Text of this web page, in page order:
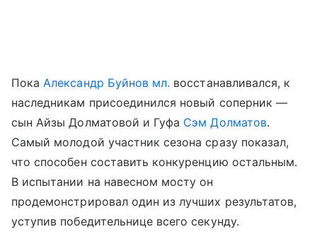
ПокаАлександр Буйнов мл. восстанавливался, к
наследникам присоединился новый соперник —
сын Айзы Долматовой и Гуфа Сэм Долматов.
Самый молодой участник сезона сразу показал,
что способен составить конкуренцию остальным.
В испытании на навесном мосту он
продемонстрировал один из лучших результатов,
уступив победительнице всего секунду.